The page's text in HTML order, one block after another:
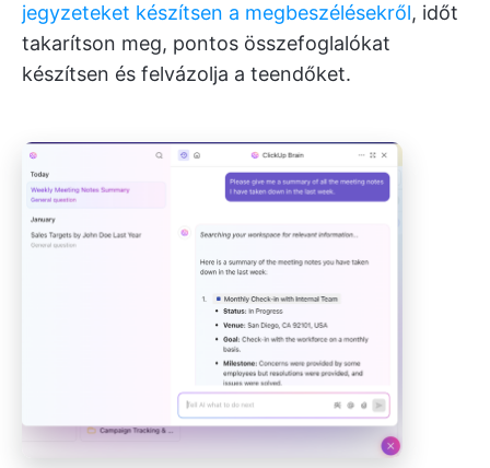
jegyzeteket készítsen a megbeszélésekről, időt
takarítson meg, pontos összefoglalókat
készítsen és felvázolja a teendőket.